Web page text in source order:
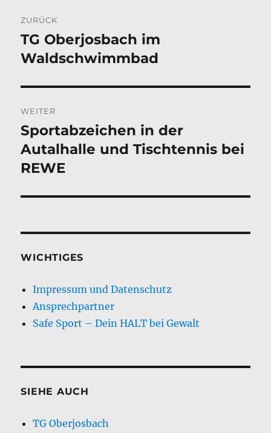
ZURÜCK
Vorheriger
Beitrag:
TG Oberjosbach im
Waldschwimmbad
WEITER
Nächster
Beitrag:
Sportabzeichen in der
Autalhalle und Tischtennis bei
REWE
WICHTIGES
Impressum und Datenschutz
Ansprechpartner
Safe Sport – Dein HALT bei Gewalt
SIEHE AUCH
TG Oberjosbach